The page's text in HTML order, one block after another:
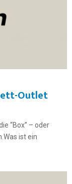
Outlet
“Box” – oder
ist ein